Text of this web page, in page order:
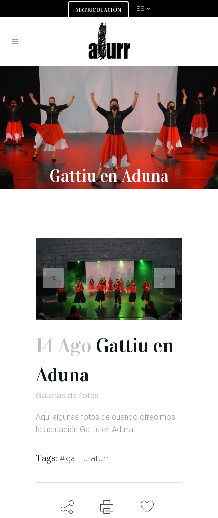
MATRICULACIÓN ES
Gattiu en Aduna
14 Ago Gattiu en
Aduna
Galerías de fotos
Aquí algunas fotos de cuando ofrecimos
la actuación Gattiu en Aduna.
Tags: #gattiu, alurr